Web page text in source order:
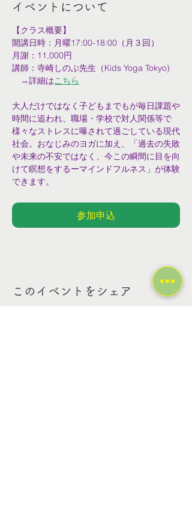
イベントについて
【クラス概要】
開講日時：月曜17:00-18:00（月３回）
月謝：11,000円
講師：寺崎しのぶ先生（Kids Yoga Tokyo)
→詳細はこちら
大人だけではなく子どもまでもが毎日課題や
時間に追われ、職場・学校で対人関係等で
様々なストレスに曝されて過ごしている現代
社会。おなじみのヨガに加え、「過去の失敗
や未来の不安ではなく、今この瞬間に目を向
けて瞑想をするーマインドフルネス」が体験
できます。
参加申込
このイベントをシェア